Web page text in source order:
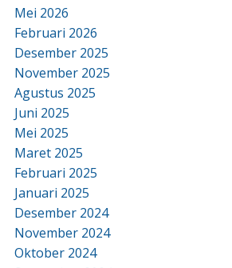
Mei 2026
Februari 2026
Desember 2025
November 2025
Agustus 2025
Juni 2025
Mei 2025
Maret 2025
Februari 2025
Januari 2025
Desember 2024
November 2024
Oktober 2024